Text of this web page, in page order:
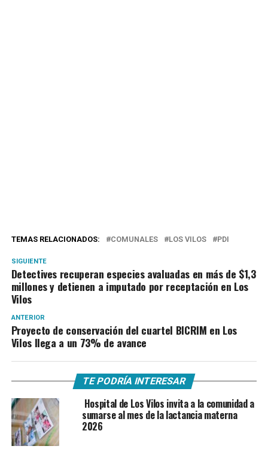
TEMAS RELACIONADOS: COMUNALES LOS VILOS PDI
SIGUIENTE
Detectives recuperan especies avaluadas en más de $1,3
millones y detienen a imputado por receptación en Los
Vilos
ANTERIOR
Proyecto de conservación del cuartel BICRIM en Los
Vilos llega a un 73% de avance
TE PODRÍA INTERESAR
Hospital de Los Vilos invita a la comunidad a
sumarse al mes de la lactancia materna
2026